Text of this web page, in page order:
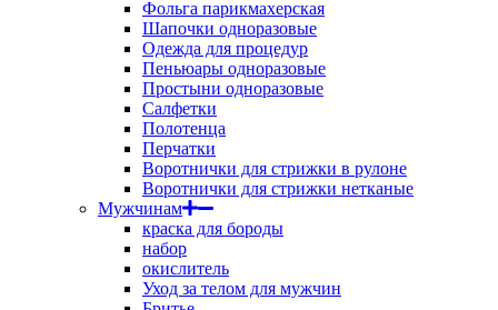
Фольга парикмахерская
Шапочки одноразовые
Одежда для процедур
Пеньюары одноразовые
Простыни одноразовые
Салфетки
Полотенца
Перчатки
Воротнички для стрижки в рулоне
Воротнички для стрижки нетканые
Мужчинам
краска для бороды
набор
окислитель
Уход за телом для мужчин